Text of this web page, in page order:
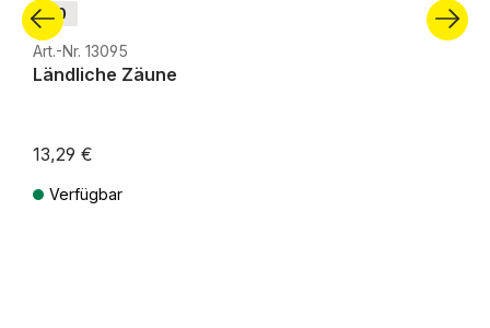
H0
Art.-Nr. 13095
Ländliche Zäune
13,29 €
Verfügbar